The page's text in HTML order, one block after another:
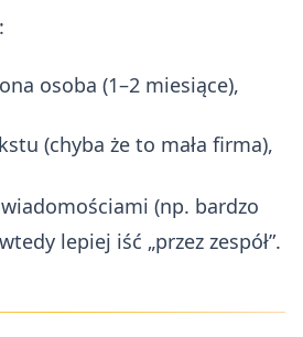
osoba (1–2 miesiące),
(chyba że to mała firma),
(np. bardzo
lepiej iść „przez zespół”.